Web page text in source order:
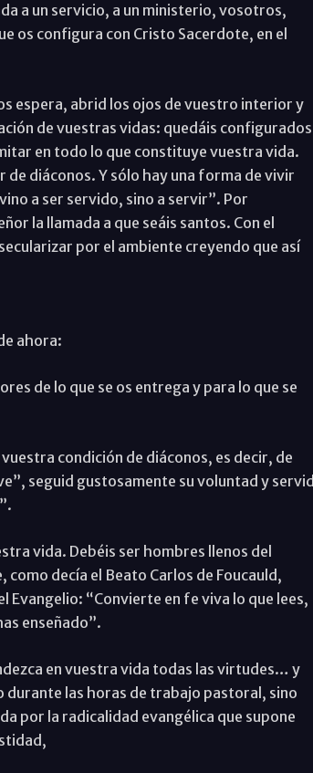
a un servicio, a un ministerio, vosotros,
os configura con Cristo Sacerdote, en el
espera, abrid los ojos de vuestro interior y
de vuestras vidas: quedáis configurados
en todo lo que constituye vuestra vida.
de diáconos. Y sólo hay una forma de vivir
a ser servido, sino a servir”. Por
la llamada a que seáis santos. Con el
por el ambiente creyendo que así
ahora:
de lo que se os entrega y para lo que se
condición de diáconos, es decir, de
seguid gustosamente su voluntad y servid
vida. Debéis ser hombres llenos del
decía el Beato Carlos de Foucauld,
Evangelio: “Convierte en fe viva lo que lees,
enseñado”.
en vuestra vida todas las virtudes… y
durante las horas de trabajo pastoral, sino
por la radicalidad evangélica que supone